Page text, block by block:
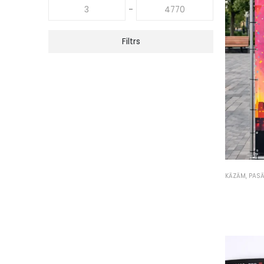
KĀZĀM,
-
Filtrs